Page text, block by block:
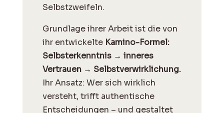
Selbstzweifeln.
Grundlage ihrer Arbeit ist die von
ihr entwickelte Kamino-Formel:
Selbsterkenntnis → inneres
Vertrauen → Selbstverwirklichung.
Ihr Ansatz: Wer sich wirklich
versteht, trifft authentische
Entscheidungen – und gestaltet